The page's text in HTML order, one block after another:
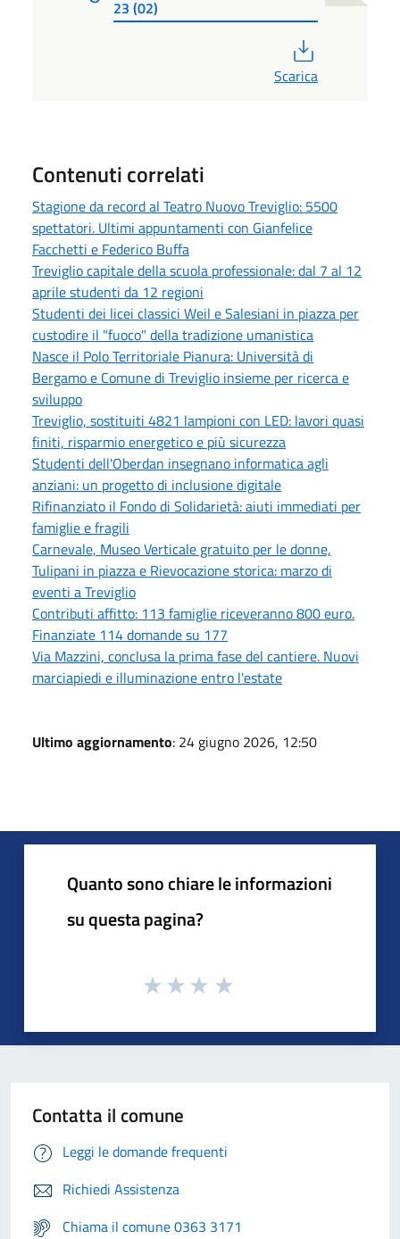
23 (02)
Scarica
Contenuti correlati
Stagione da record al Teatro Nuovo Treviglio: 5500
spettatori. Ultimi appuntamenti con Gianfelice
Facchetti e Federico Buffa
Treviglio capitale della scuola professionale: dal 7 al 12
aprile studenti da 12 regioni
Studenti dei licei classici Weil e Salesiani in piazza per
custodire il "fuoco" della tradizione umanistica
Nasce il Polo Territoriale Pianura: Università di
Bergamo e Comune di Treviglio insieme per ricerca e
sviluppo
Treviglio, sostituiti 4821 lampioni con LED: lavori quasi
finiti, risparmio energetico e più sicurezza
Studenti dell'Oberdan insegnano informatica agli
anziani: un progetto di inclusione digitale
Rifinanziato il Fondo di Solidarietà: aiuti immediati per
famiglie e fragili
Carnevale, Museo Verticale gratuito per le donne,
Tulipani in piazza e Rievocazione storica: marzo di
eventi a Treviglio
Contributi affitto: 113 famiglie riceveranno 800 euro.
Finanziate 114 domande su 177
Via Mazzini, conclusa la prima fase del cantiere. Nuovi
marciapiedi e illuminazione entro l'estate
Ultimo aggiornamento: 24 giugno 2026, 12:50
Quanto sono chiare le informazioni
su questa pagina?
Contatta il comune
Leggi le domande frequenti
Richiedi Assistenza
Chiama il comune 0363 3171